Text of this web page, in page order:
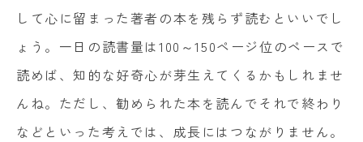
して心に留まった著者の本を残らず読むといいでし
ょう。一日の読書量は100 ～150ページ位のペースで
読めば、知的な好奇心が芽生えてくるかもしれませ
んね。ただし、勧められた本を読んでそれで終わり
などといった考えでは、成長にはつながりません。